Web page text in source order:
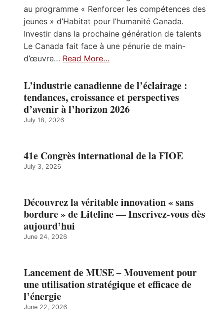
au programme « Renforcer les compétences des
jeunes » d’Habitat pour l’humanité Canada.
Investir dans la prochaine génération de talents
Le Canada fait face à une pénurie de main-
d’œuvre… Read More…
L’industrie canadienne de l’éclairage :
tendances, croissance et perspectives
d’avenir à l’horizon 2026
July 18, 2026
41e Congrès international de la FIOE
July 3, 2026
Découvrez la véritable innovation « sans
bordure » de Liteline — Inscrivez-vous dès
aujourd’hui
June 24, 2026
Lancement de MUSE – Mouvement pour
une utilisation stratégique et efficace de
l’énergie
June 22, 2026